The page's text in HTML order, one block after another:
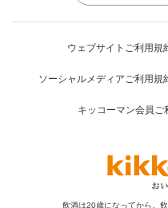
ウェブサイトご利用規
ソーシャルメディアご利用規
キッコーマン会員ご
飲酒は20歳になってから。